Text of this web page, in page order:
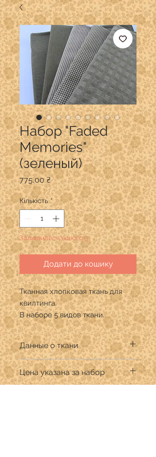
Набор "Faded
Memories"
(зеленый)
775,00 ₴Ціна
Кількість *
Залишилося всього 3
Додати до кошику
Тканная хлопковая ткань для
квилтинга.
В наборе 5 видов ткани.
Данные о ткани
Производитель: :Diamond
Дизайнер:
Состав: 100% хлопок премиум
Цена указана за набор